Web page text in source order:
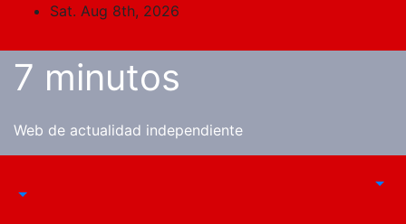
content
Sat. Aug 8th, 2026
7 minutos
Web de actualidad independiente